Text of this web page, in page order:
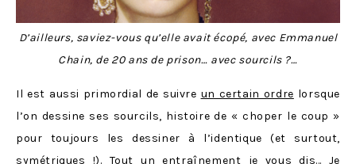
D’ailleurs, saviez-vous qu’elle avait écopé, avec Emmanuel
Chain, de 20 ans de prison… avec sourcils ?…
Il est aussi primordial de suivre un certain ordre lorsque
l’on dessine ses sourcils, histoire de « choper le coup »
pour toujours les dessiner à l’identique (et surtout,
symétriques !). Tout un entraînement je vous dis… Je